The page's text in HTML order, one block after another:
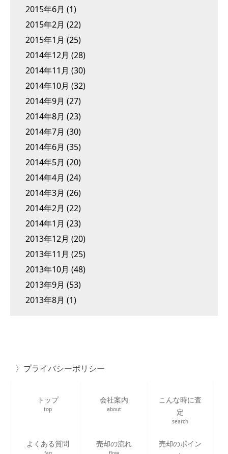
2015年6月 (1)
2015年2月 (22)
2015年1月 (25)
2014年12月 (28)
2014年11月 (30)
2014年10月 (32)
2014年9月 (27)
2014年8月 (23)
2014年7月 (30)
2014年6月 (35)
2014年5月 (20)
2014年4月 (24)
2014年3月 (26)
2014年2月 (22)
2014年1月 (23)
2013年12月 (20)
2013年11月 (25)
2013年10月 (48)
2013年9月 (53)
2013年8月 (1)
プライバシーポリシー
トップ
top
会社案内
about
こんな時に査
定
search
よくある質問 売却の流れ
売却のポイン